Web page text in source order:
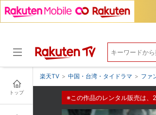
トップ
楽天TV > 中国・台湾・タイドラマ > ファ
※この作品のレンタル販売は、